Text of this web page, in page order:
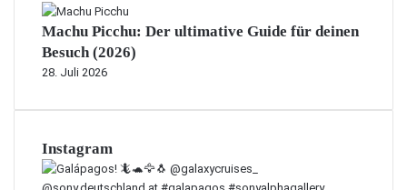
Machu Picchu: Der ultimative Guide für deinen
Besuch (2026)
28. Juli 2026
Instagram